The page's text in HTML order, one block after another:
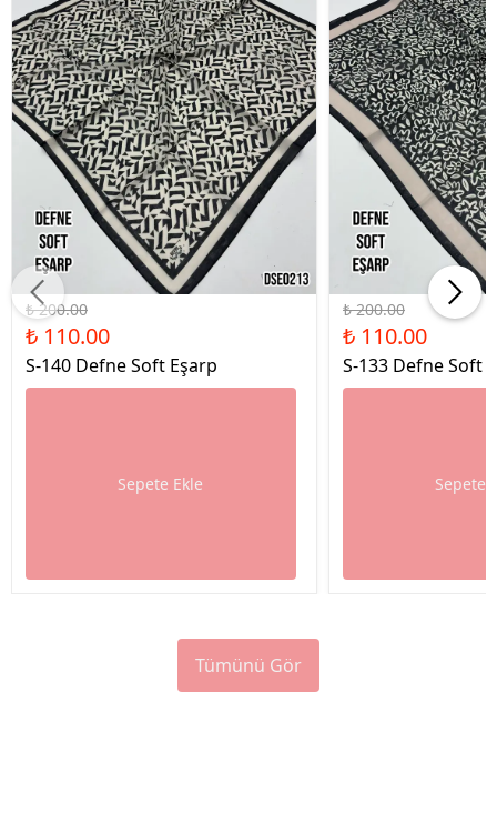
%45 İndirim
₺ 200.00
₺ 110.00
S-140 Defne Soft Eşarp
Sepete Ekle
%45 İndirim
₺ 200.00
₺ 110.00
S-133 Defne Soft
Sepete
Tümünü Gör